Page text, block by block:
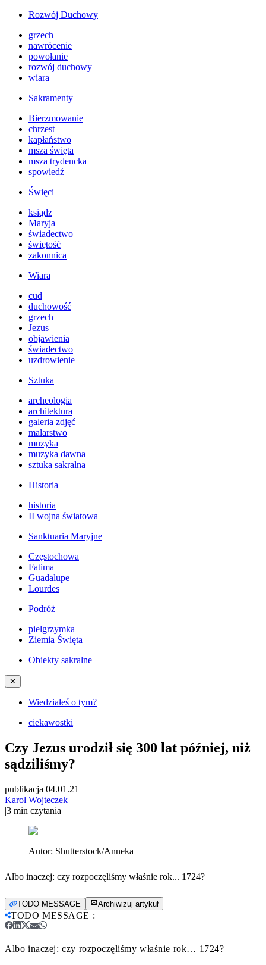
Rozwój Duchowy
grzech
nawrócenie
powołanie
rozwój duchowy
wiara
Sakramenty
Bierzmowanie
chrzest
kapłaństwo
msza święta
msza trydencka
spowiedź
Święci
ksiądz
Maryja
świadectwo
świętość
zakonnica
Wiara
cud
duchowość
grzech
Jezus
objawienia
świadectwo
uzdrowienie
Sztuka
archeologia
architektura
galeria zdjęć
malarstwo
muzyka
muzyka dawna
sztuka sakralna
Historia
historia
II wojna światowa
Sanktuaria Maryjne
Częstochowa
Fatima
Guadalupe
Lourdes
Podróż
pielgrzymka
Ziemia Święta
Obiekty sakralne
✕
Wiedziałeś o tym?
ciekawostki
Czy Jezus urodził się 300 lat później, niż
sądziliśmy?
publikacja 04.01.21 |
Karol Wojteczek
|3 min czytania
Autor: Shutterstock/Anneka
Albo inaczej: czy rozpoczęliśmy właśnie rok... 1724?
TODO MESSAGE Archiwizuj artykuł
TODO MESSAGE :
Albo inaczej: czy rozpoczęliśmy właśnie rok… 1724?